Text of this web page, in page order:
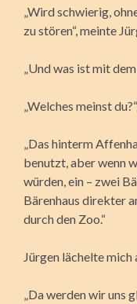
„Wird schwierig,
zu stören“, meinte
„Und was ist mit
„Welches meinst
„Das hinterm
benutzt, aber wenn
würden, ein – zwei
Bärenhaus direkter
durch den Zoo.“
Jürgen lächelte mich
„Da werden wir uns